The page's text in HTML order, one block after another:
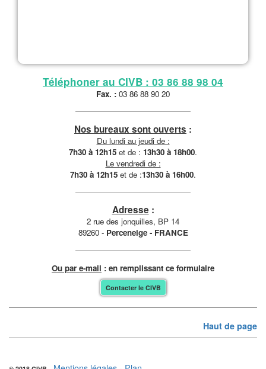
Téléphoner au CIVB : 03 86 88 98 04
Fax. : 03 86 88 90 20
Nos bureaux sont ouverts :
Du lundi au jeudi de :
7h30 à 12h15 et de : 13h30 à 18h00.
Le vendredi de :
7h30 à 12h15 et de :13h30 à 16h00.
Adresse :
2 rue des jonquilles, BP 14
89260 - Perceneige - FRANCE
Ou par e-mail : en remplissant ce formulaire
Contacter le CIVB
Haut de page